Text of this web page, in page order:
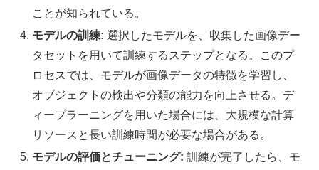
ことが知られている。
モデルの訓練: 選択したモデルを、収集した画像デー
タセットを用いて訓練するステップとなる。このプ
ロセスでは、モデルが画像データの特徴を学習し、
オブジェクトの検出や分類の能力を向上させる。デ
ィープラーニングを用いた場合には、大規模な計算
リソースと長い訓練時間が必要な場合がある。
モデルの評価とチューニング: 訓練が完了したら、モ